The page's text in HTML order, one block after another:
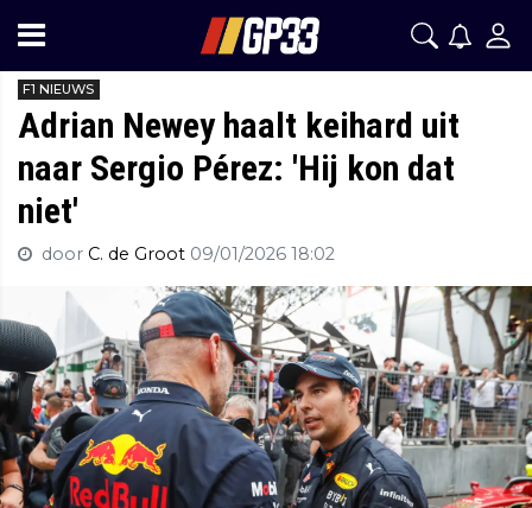
F1 NIEUWS
Adrian Newey haalt keihard uit
naar Sergio Pérez: 'Hij kon dat
niet'
door C. de Groot 09/01/2026 18:02